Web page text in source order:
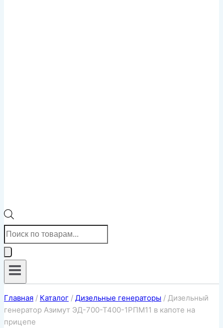
Поиск
товаров
Главная / Каталог / Дизельные генераторы / Дизельный
генератор Азимут ЭД-700-Т400-1РПМ11 в капоте на
прицепе